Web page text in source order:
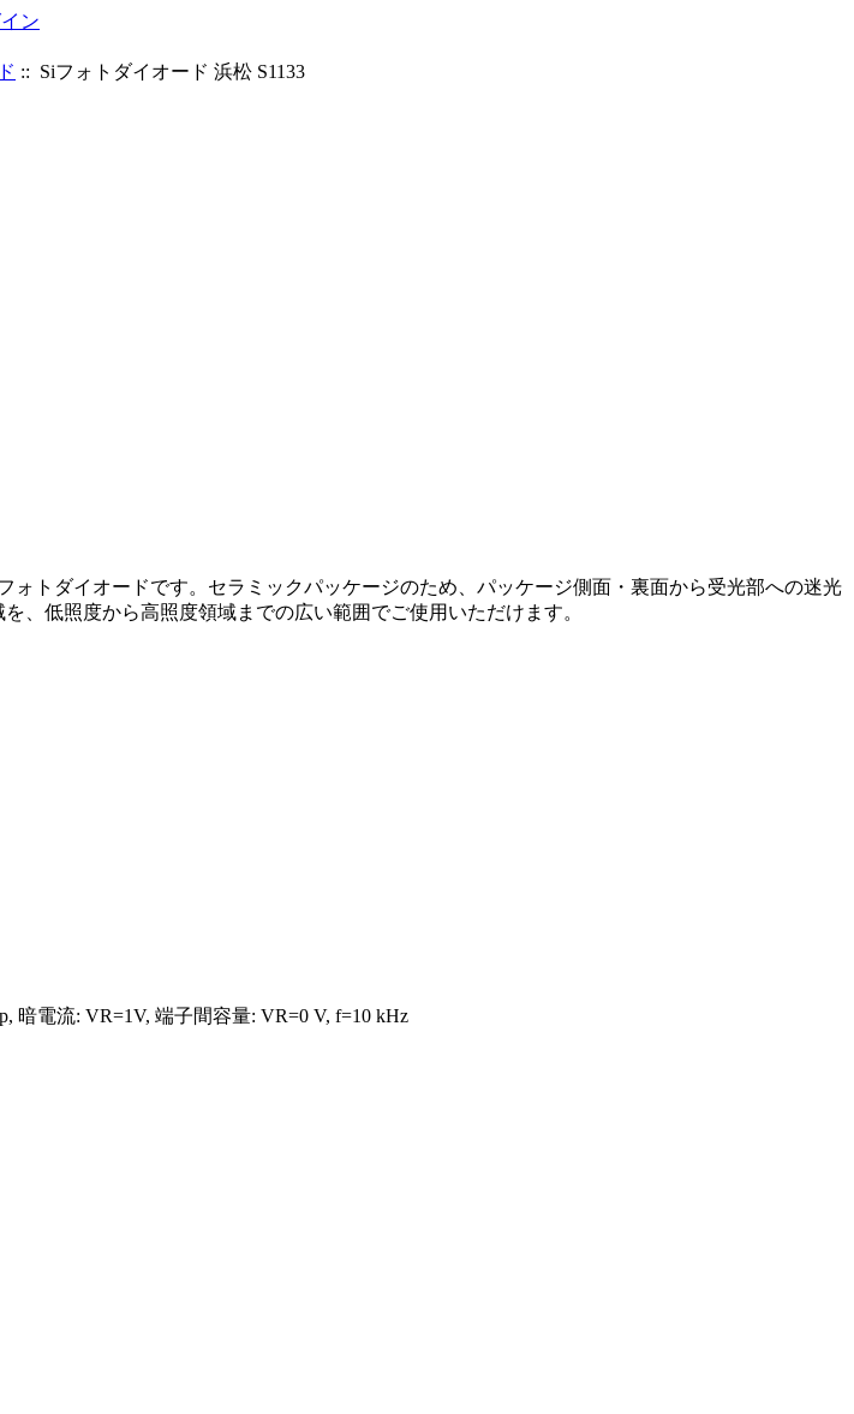
ン
:: Siフォトダイオード 浜松 S1133
ォトダイオードです。セラミックパッケージのため、パッケージ側面・裏面から受光部への迷光
、低照度から高照度領域までの広い範囲でご使用いただけます。
暗電流: VR=1V, 端子間容量: VR=0 V, f=10 kHz